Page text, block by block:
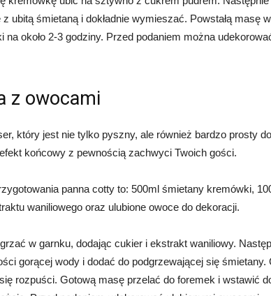
ubitą śmietaną i dokładnie wymieszać. Powstałą masę
na około 2-3 godziny. Przed podaniem można
z owocami
który jest nie tylko pyszny, ale również bardzo prosty
końcowy z pewnością zachwyci Twoich gości.
panna cotty to: 500ml śmietany kremówki,
waniliowego oraz ulubione owoce do dekoracji.
w garnku, dodając cukier i ekstrakt waniliowy.
gorącej wody i dodać do podgrzewającej się śmietany.
rozpuści. Gotową masę przelać do foremek i wstawić